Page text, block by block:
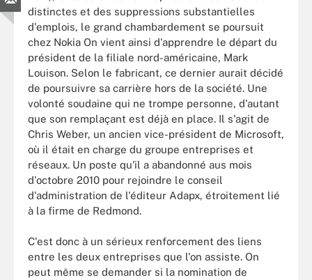
distinctes et des suppressions substantielles
d'emplois, le grand chambardement se poursuit
chez Nokia On vient ainsi d'apprendre le départ du
président de la filiale nord-américaine, Mark
Louison. Selon le fabricant, ce dernier aurait décidé
de poursuivre sa carrière hors de la société. Une
volonté soudaine qui ne trompe personne, d'autant
que son remplaçant est déjà en place. Il s'agit de
Chris Weber, un ancien vice-président de Microsoft,
où il était en charge du groupe entreprises et
réseaux. Un poste qu'il a abandonné aus mois
d'octobre 2010 pour rejoindre le conseil
d'administration de l'éditeur Adapx, étroitement lié
à la firme de Redmond.
C'est donc à un sérieux renforcement des liens
entre les deux entreprises que l'on assiste. On
peut même se demander si la nomination de